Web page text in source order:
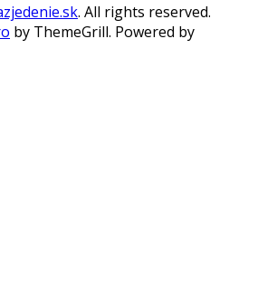
. All rights reserved.
by ThemeGrill. Powered by